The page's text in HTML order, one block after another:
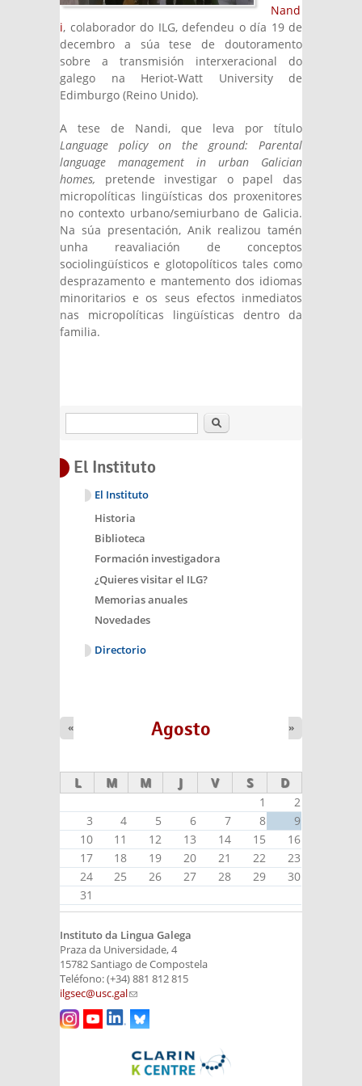
Nand
i, colaborador do ILG, defendeu o día 19 de
decembro a súa tese de doutoramento
sobre a transmisión interxeracional do
galego na Heriot-Watt University de
Edimburgo (Reino Unido).
A tese de Nandi, que leva por título
Language policy on the ground: Parental
language management in urban Galician
homes, pretende investigar o papel das
micropolíticas lingüísticas dos proxenitores
no contexto urbano/semiurbano de Galicia.
Na súa presentación, Anik realizou tamén
unha reavaliación de conceptos
sociolingüísticos e glotopolíticos tales como
desprazamento e mantemento dos idiomas
minoritarios e os seus efectos inmediatos
nas micropolíticas lingüísticas dentro da
familia.
Buscar
El Instituto
El Instituto
Historia
Biblioteca
Formación investigadora
¿Quieres visitar el ILG?
Memorias anuales
Novedades
Directorio
Agosto
« »
L M M J V S D
1
2
3
4 5 6 7 8
9
10
11 12 13 14 15
16
17
18 19 20 21 22
23
24
25 26 27 28 29
30
31
Instituto da Lingua Galega
Praza da Universidade, 4
15782 Santiago de Compostela
Teléfono: (+34) 881 812 815
ilgsec@usc.gal(link sends e-mail)